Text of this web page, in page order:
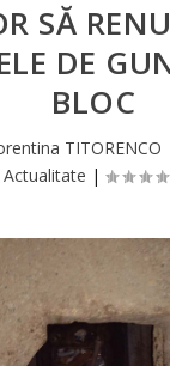
SĂ
DE
BLOC
TITORENCO
Actualitate |